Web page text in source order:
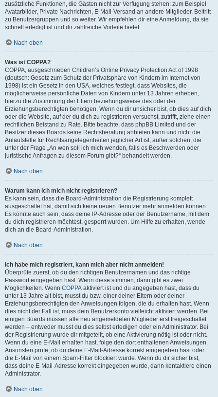
zusätzliche Funktionen, die Gästen nicht zur Verfügung stehen: zum Beispiel
Avatarbilder, Private Nachrichten, E-Mail-Versand an andere Mitglieder, Beitritt
zu Benutzergruppen und so weiter. Wir empfehlen dir eine Anmeldung, da sie
schnell erledigt ist und dir zahlreiche Vorteile bietet.
Nach oben
Was ist COPPA?
COPPA, ausgeschrieben Children’s Online Privacy Protection Act of 1998
(deutsch: Gesetz zum Schutz der Privatsphäre von Kindern im Internet von
1998) ist ein Gesetz in den USA, welches festlegt, dass Websites, die
möglicherweise persönliche Daten von Kindern unter 13 Jahren erheben,
hierzu die Zustimmung der Eltern beziehungsweise des oder der
Erziehungsberechtigten benötigen. Wenn du dir unsicher bist, ob dies auf dich
oder die Website, auf der du dich zu registrieren versuchst, zutrifft, ziehe einen
rechtlichen Beistand zu Rate. Bitte beachte, dass phpBB Limited und der
Besitzer dieses Boards keine Rechtsberatung anbieten kann und nicht die
Anlaufstelle für Rechtsangelegenheiten jeglicher Art ist; außer solchen, die
unter der Frage „An wen soll ich mich wenden, falls es Beschwerden oder
juristische Anfragen zu diesem Forum gibt?“ behandelt werden.
Nach oben
Warum kann ich mich nicht registrieren?
Es kann sein, dass die Board-Administration die Registrierung komplett
ausgeschaltet hat, damit sich keine neuen Benutzer mehr anmelden können.
Es könnte auch sein, dass deine IP-Adresse oder der Benutzername, mit dem
du dich registrieren möchtest, gesperrt wurden. Um Hilfe zu erhalten, wende
dich an die Board-Administration.
Nach oben
Ich habe mich registriert, kann mich aber nicht anmelden!
Überprüfe zuerst, ob du den richtigen Benutzernamen und das richtige
Passwort eingegeben hast. Wenn diese stimmen, dann gibt es zwei
Möglichkeiten. Wenn COPPA aktiviert ist und du angegeben hast, dass du
unter 13 Jahre alt bist, musst du bzw. einer deiner Eltern oder deiner
Erziehungsberechtigten den Anweisungen folgen, die du erhalten hast. Wenn
dies nicht der Fall ist, muss dein Benutzerkonto vielleicht aktiviert werden. Bei
einigen Boards müssen alle neu angemeldeten Mitglieder erst freigeschaltet
werden – entweder musst du dies selbst erledigen oder ein Administrator. Bei
der Registrierung wurde dir mitgeteilt, ob eine Aktivierung nötig ist oder nicht.
Wenn du eine E-Mail erhalten hast, folge den dort enthaltenen Anweisungen.
Ansonsten prüfe, ob du deine E-Mail-Adresse korrekt eingegeben hast oder
die E-Mail von einem Spam-Filter blockiert wurde. Wenn du dir sicher bist,
dass deine E-Mail-Adresse korrekt eingegeben wurde, dann kontaktiere einen
Administrator.
Nach oben